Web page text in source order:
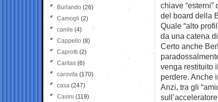
chiave
del board della
Quale “alto
da una catena
Certo anche
venga restituito
perdere. Anche
Anzi, tra gli
Burlando (26)
Camogli (2)
canile (4)
Cappello (8)
Caprotti (2)
Caritas (6)
carovita (170)
casa (247)
Casini (119)